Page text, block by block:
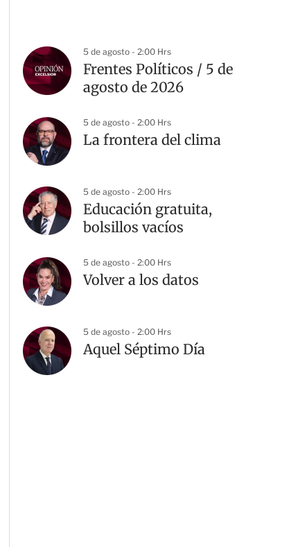
5 de agosto - 2:00 Hrs
Frentes Políticos / 5 de
agosto de 2026
5 de agosto - 2:00 Hrs
La frontera del clima
5 de agosto - 2:00 Hrs
Educación gratuita,
bolsillos vacíos
5 de agosto - 2:00 Hrs
Volver a los datos
5 de agosto - 2:00 Hrs
Aquel Séptimo Día